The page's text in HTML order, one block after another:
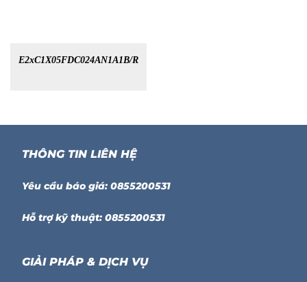
E2xC1X05FDC024AN1A1B/R
THÔNG TIN LIÊN HỆ
Yêu cầu báo giá: 0855200531
Hỗ trợ kỹ thuật: 0855200531
GIẢI PHÁP & DỊCH VỤ